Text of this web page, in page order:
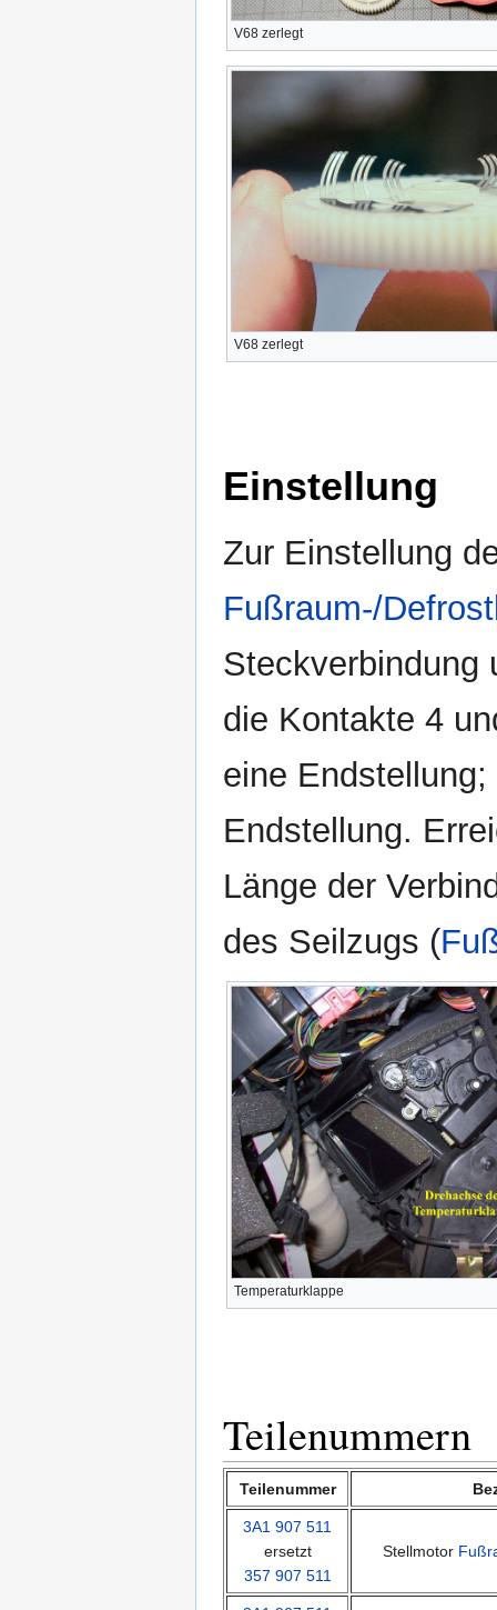
V68 zerlegt
V68 zerlegt
Einstellung
Zur Einstellung
Fußraum-/
Steckverbindung
die Kontakte 4
eine
Endstellung.
Länge der
des Seilzugs (
Temperaturklappe
Teilenummern
Teilenummer
3A1 907 511
ersetzt
357 907 511
Stellmotor